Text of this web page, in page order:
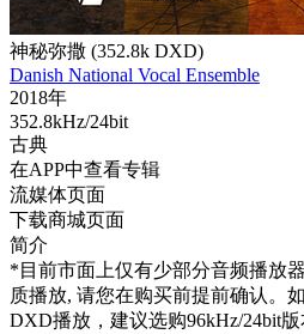
神秘弥撒 (352.8k DXD)
Danish National Vocal Ensemble
2018年
352.8kHz/24bit
古典
在APP中查看专辑
流媒体页面
下载商城页面
简介
*目前市面上仅有少部分音频播放
质播放, 请您在购买前提前确认。
DXD播放，建议选购96kHz/24bit